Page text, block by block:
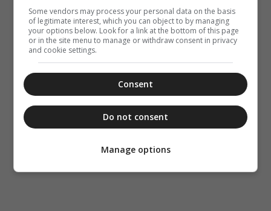
Some vendors may process your personal data on the basis
of legitimate interest, which you can object to by managing
your options below. Look for a link at the bottom of this page
or in the site menu to manage or withdraw consent in privacy
and cookie settings.
Consent
Do not consent
Manage options